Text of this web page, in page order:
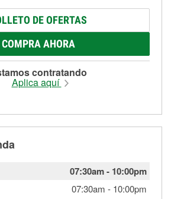
DE OFERTAS
COMPRA AHORA
contratando
Aplica aquí
07:30am- 10:00pm
07:30am - 10:00pm